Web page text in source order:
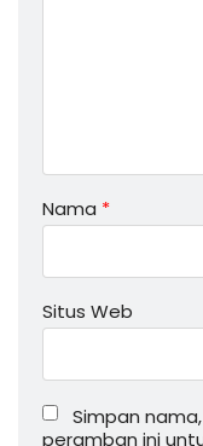
Nama *
Situs Web
Simpan
peramban ini